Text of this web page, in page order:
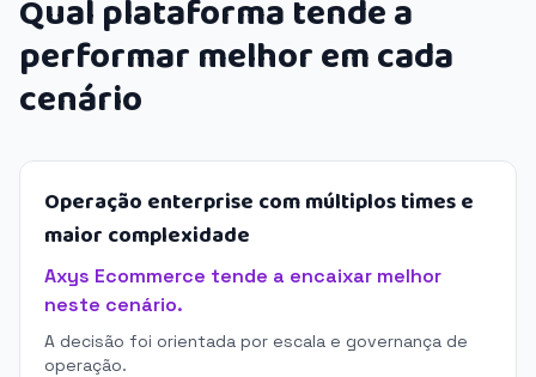
Qual plataforma tende a
performar melhor em cada
cenário
Operação enterprise com múltiplos times e
maior complexidade
Axys Ecommerce tende a encaixar melhor
neste cenário.
A decisão foi orientada por escala e governança de
operação.